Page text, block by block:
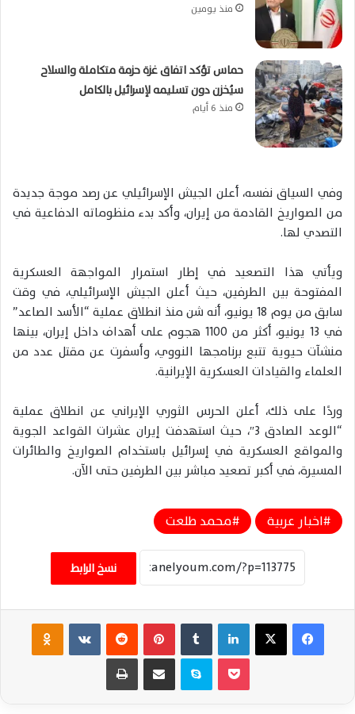
منذ يومين
حماس تؤكد اتفاق غزة حزمة متكاملة والسلاح
سيُخزن دون تسليمه لإسرائيل بالكامل
منذ 6 أيام
وفي السياق نفسه، أعلن الجيش الإسرائيلي عن رصد موجة جديدة
من الصواريخ القادمة من إيران، وأكد بدء منظوماته الدفاعية في
التصدي لها.
ويأتي هذا التصعيد في إطار استمرار المواجهة العسكرية
المفتوحة بين الطرفين، حيث أعلن الجيش الإسرائيلي، في وقت
سابق من يوم 18 يونيو، أنه شن منذ انطلاق عملية “الأسد الصاعد”
في 13 يونيو، أكثر من 1100 هجوم على أهداف داخل إيران، بينها
منشآت حيوية تتبع برنامجها النووي، وأسفرت عن مقتل عدد من
العلماء والقيادات العسكرية الإيرانية.
وردًا على ذلك، أعلن الحرس الثوري الإيراني عن انطلاق عملية
“الوعد الصادق 3″، حيث استهدفت إيران عشرات القواعد الجوية
والمواقع العسكرية في إسرائيل باستخدام الصواريخ والطائرات
المسيرة، في أكبر تصعيد مباشر بين الطرفين حتى الآن.
اخبار عربية محمد طلعت
نسخ الرابط
فيسبوك ‫X لينكدإن بينتيريست ‏VKontakte
سكايب مشاركة عبر البريد طباعة